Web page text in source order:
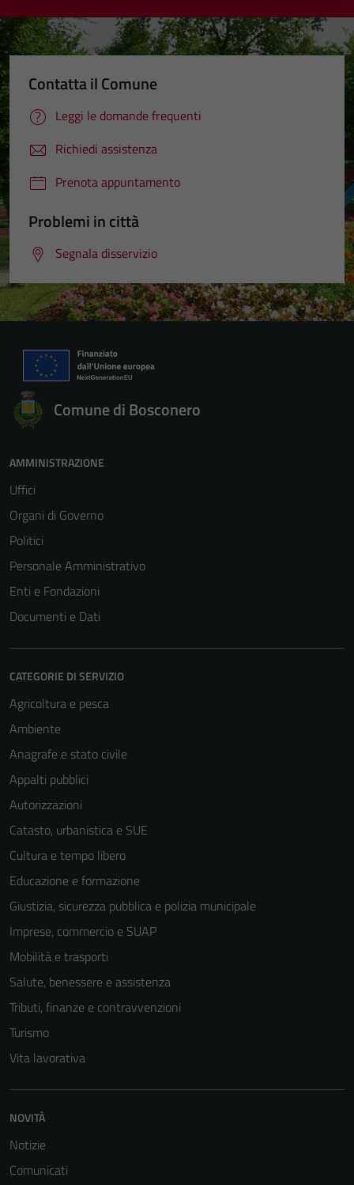
Contatta il Comune
Leggi le domande frequenti
Richiedi assistenza
Prenota appuntamento
Problemi in città
Segnala disservizio
Comune di Bosconero
AMMINISTRAZIONE
Uffici
Organi di Governo
Politici
Personale Amministrativo
Enti e Fondazioni
Documenti e Dati
CATEGORIE DI SERVIZIO
Agricoltura e pesca
Ambiente
Anagrafe e stato civile
Appalti pubblici
Autorizzazioni
Catasto, urbanistica e SUE
Cultura e tempo libero
Educazione e formazione
Giustizia, sicurezza pubblica e polizia municipale
Imprese, commercio e SUAP
Mobilità e trasporti
Salute, benessere e assistenza
Tributi, finanze e contravvenzioni
Turismo
Vita lavorativa
NOVITÀ
Notizie
Comunicati